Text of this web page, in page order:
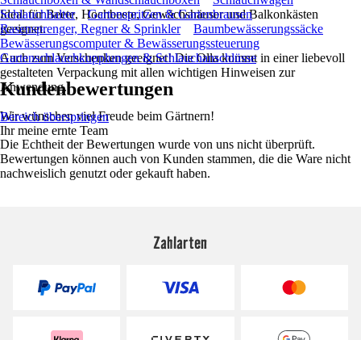
Ideal für Beete, Hochbeete, Gewächshäuser und Balkonkästen
geeignet.
Auch zum Verschenken geeignet! Die Olla kommt in einer liebevoll
gestalteten Verpackung mit allen wichtigen Hinweisen zur
Anwendung.
Wir wünschen viel Freude beim Gärtnern!
Ihr meine ernte Team
Schlauchhalter
Gartenspritzen & Gartenbrausen
Rasensprenger, Regner & Sprinkler
Baumbewässerungssäcke
Bewässerungscomputer & Bewässerungssteuerung
Gartenschlauchkupplungen & Schlauchanschlüsse
Kundenbewertungen
Bereich überspringen
Die Echtheit der Bewertungen wurde von uns nicht überprüft.
Bewertungen können auch von Kunden stammen, die die Ware nicht
nachweislich genutzt oder gekauft haben.
Zahlarten